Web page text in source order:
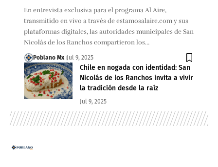
En entrevista exclusiva para el programa Al Aire,
transmitido en vivo a través de estamosalaire.com y sus
plataformas digitales, las autoridades municipales de San
Nicolás de los Ranchos compartieron los…
Poblano Mx Jul 9, 2025
Chile en nogada con identidad: San
Nicolás de los Ranchos invita a vivir
la tradición desde la raíz
Jul 9, 2025